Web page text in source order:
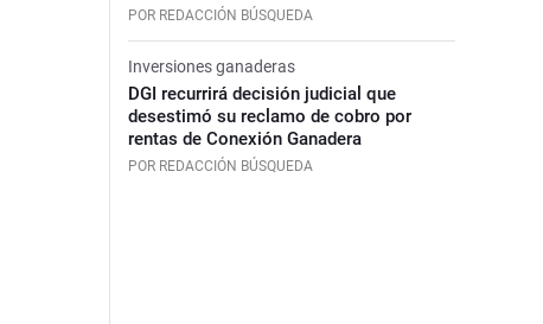
POR REDACCIÓN BÚSQUEDA
Inversiones ganaderas
DGI recurrirá decisión judicial que
desestimó su reclamo de cobro por
rentas de Conexión Ganadera
POR REDACCIÓN BÚSQUEDA